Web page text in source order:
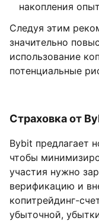
накопления
Следуя этим
значительно
использование
потенциальные
Страховка от
Bybit предлагает
чтобы
участия нужно
верификацию и
копитрейдинг-
убыточной,